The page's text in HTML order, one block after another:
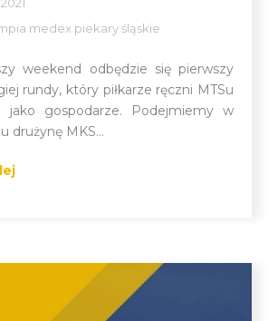
medex piekary śląskie
weekend odbędzie się pierwszy
rundy, który piłkarze ręczni MTSu
jako gospodarze. Podejmiemy w
drużynę MKS...